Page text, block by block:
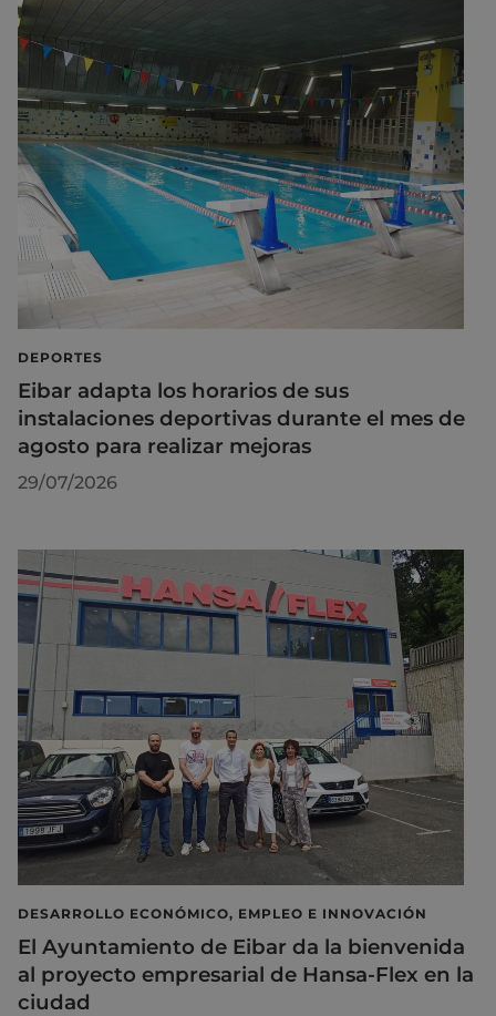
DEPORTES
Eibar adapta los horarios de sus
instalaciones deportivas durante el mes de
agosto para realizar mejoras
29/07/2026
DESARROLLO ECONÓMICO, EMPLEO E INNOVACIÓN
El Ayuntamiento de Eibar da la bienvenida
al proyecto empresarial de Hansa-Flex en la
ciudad